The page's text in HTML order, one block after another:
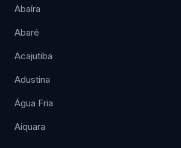
Abaíra
Abaré
Acajutiba
Adustina
Água Fria
Aiquara